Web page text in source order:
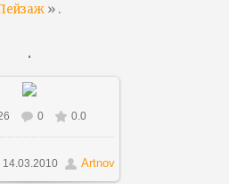
» .
.
размере
/ 159.4Kb
0 0.0
14.03.2010 Artnov